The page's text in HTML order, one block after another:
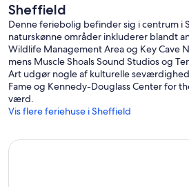
Sheffield
Denne feriebolig befinder sig i centrum i
naturskønne områder inkluderer blandt
Wildlife Management Area og Key Cave
mens Muscle Shoals Sound Studios og
Art udgør nogle af kulturelle
Fame og Kennedy-Douglass Center for
værd.
Vis flere feriehuse i Sheffield